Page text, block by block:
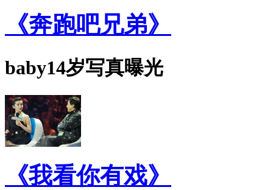
《奔跑吧兄弟》
baby14岁写真曝光
《我看你有戏》